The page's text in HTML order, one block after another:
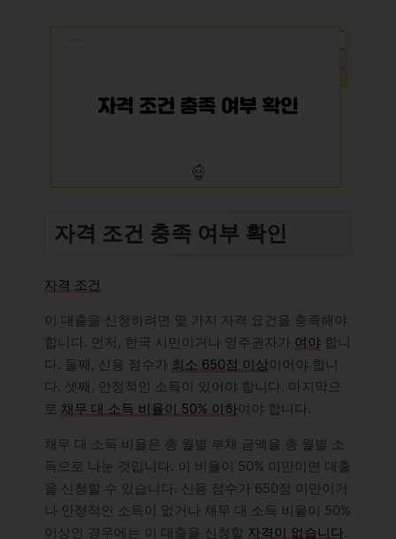
자격 조건 충족 여부 확인
자격 조건
이 대출을 신청하려면 몇 가지 자격 요건을 충족해야
합니다. 먼저, 한국 시민이거나 영주권자가 여야 합니
다. 둘째, 신용 점수가 최소 650점 이상이어야 합니
다. 셋째, 안정적인 소득이 있어야 합니다. 마지막으
로 채무 대 소득 비율이 50% 이하여야 합니다.
채무 대 소득 비율은 총 월별 부채 금액을 총 월별 소
득으로 나눈 것입니다. 이 비율이 50% 미만이면 대출
을 신청할 수 있습니다. 신용 점수가 650점 미만이거
나 안정적인 소득이 없거나 채무 대 소득 비율이 50%
이상인 경우에는 이 대출을 신청할 자격이 없습니다